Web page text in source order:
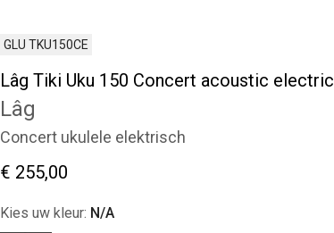
GLU TKU150CE
Lâg Tiki Uku 150 Concert acoustic electric
Lâg
Concert ukulele elektrisch
€ 255,00
Kies uw kleur: N/A